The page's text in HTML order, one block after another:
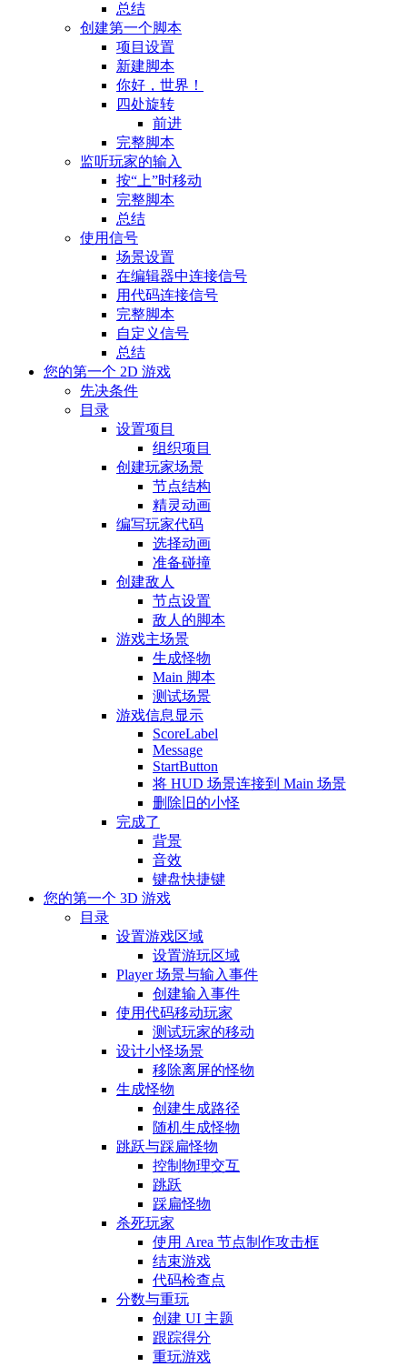
总结
创建第一个脚本
项目设置
新建脚本
你好，世界！
四处旋转
前进
完整脚本
监听玩家的输入
按“上”时移动
完整脚本
总结
使用信号
场景设置
在编辑器中连接信号
用代码连接信号
完整脚本
自定义信号
总结
您的第一个 2D 游戏
先决条件
目录
设置项目
组织项目
创建玩家场景
节点结构
精灵动画
编写玩家代码
选择动画
准备碰撞
创建敌人
节点设置
敌人的脚本
游戏主场景
生成怪物
Main 脚本
测试场景
游戏信息显示
ScoreLabel
Message
StartButton
将 HUD 场景连接到 Main 场景
删除旧的小怪
完成了
背景
音效
键盘快捷键
您的第一个 3D 游戏
目录
设置游戏区域
设置游玩区域
Player 场景与输入事件
创建输入事件
使用代码移动玩家
测试玩家的移动
设计小怪场景
移除离屏的怪物
生成怪物
创建生成路径
随机生成怪物
跳跃与踩扁怪物
控制物理交互
跳跃
踩扁怪物
杀死玩家
使用 Area 节点制作攻击框
结束游戏
代码检查点
分数与重玩
创建 UI 主题
跟踪得分
重玩游戏